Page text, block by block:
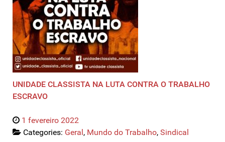
UNIDADE CLASSISTA NA LUTA CONTRA O TRABALHO
ESCRAVO
1 fevereiro 2022
Categories: Geral, Mundo do Trabalho, Sindical